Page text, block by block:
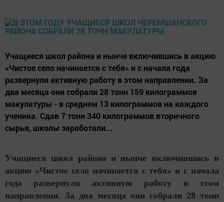
Учащиеся школ района и нынче включившись в акцию
«Чистое село начинается с тебя» и с начала года
развернули активную работу в этом направлении. За
два месяца они собрали 28 тонн 159 килограммов
макулатуры - в среднем 13 килограммов на каждого
ученика. Сдав 7 тонн 340 килограммов вторичного
сырья, школы заработали...
Учащиеся школ района и нынче включившись в
акцию «Чистое село начинается с тебя» и с начала
года развернули активную работу в этом
направлении. За два месяца они собрали 28 тонн